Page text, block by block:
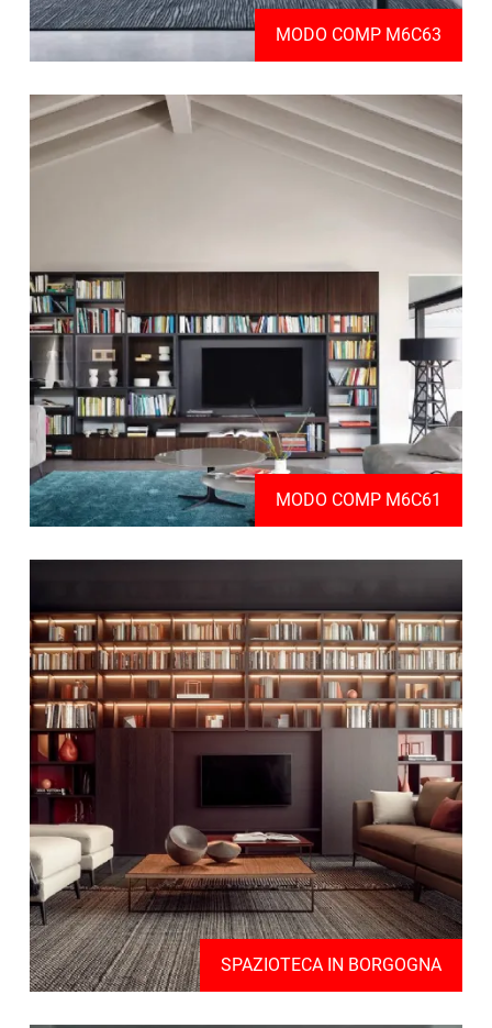
MODO COMP M6C63
MODO COMP M6C61
SPAZIOTECA IN BORGOGNA